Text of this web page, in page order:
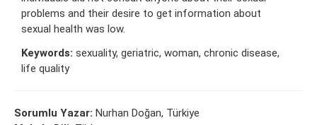
problems and their desire to get information about
sexual health was low.
Keywords: sexuality, geriatric, woman, chronic disease,
life quality
Sorumlu Yazar: Nurhan Doğan, Türkiye